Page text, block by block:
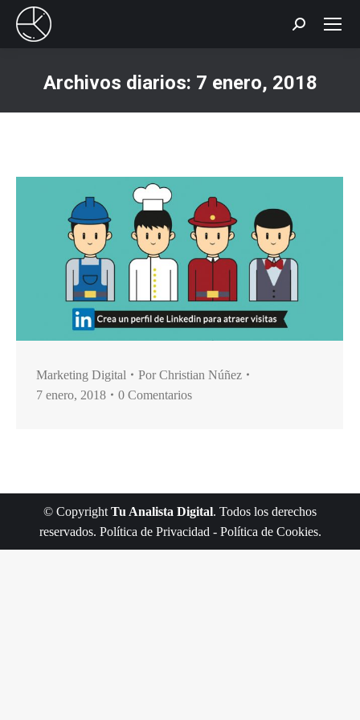
Buscar:
Archivos diarios: 7 enero, 2018
Marketing Digital PorChristian Núñez
7 enero, 2018
0 Comentarios
© Copyright Tu Analista Digital. Todos los derechos
reservados. Política de Privacidad - Política de Cookies.